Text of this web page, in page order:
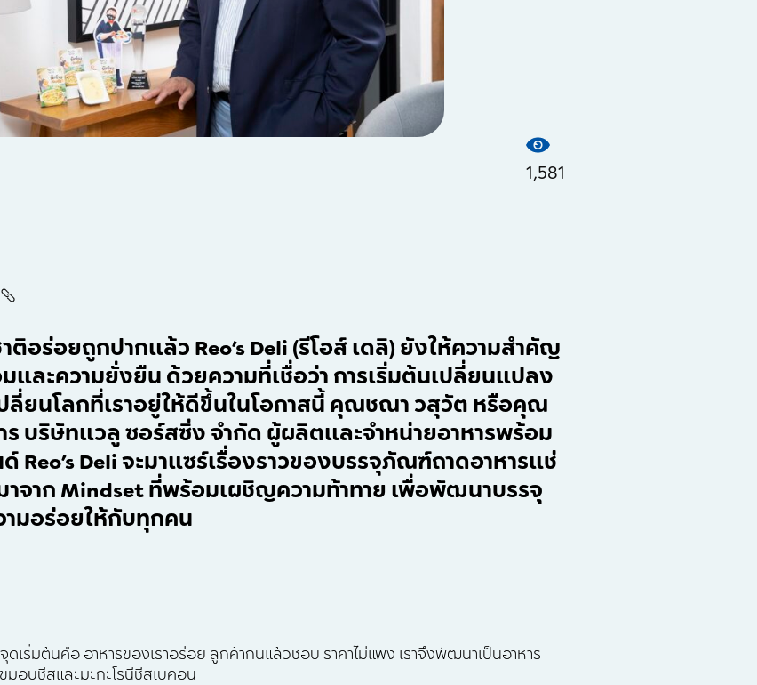
1,581
อร่อยถูกปากแล้ว Reo’s Deli (รีโอส์ เดลิ) ยังให้ความสำคัญ
และความยั่งยืน ด้วยความที่เชื่อว่า การเริ่มต้นเปลี่ยนแปลง
ลี่ยนโลกที่เราอยู่ให้ดีขึ้นในโอกาสนี้ คุณชณา วสุวัต หรือคุณ
าร บริษัทแวลู ซอร์สซิ่ง จำกัด ผู้ผลิตและจำหน่ายอาหารพร้อม
Reo’s Deli จะมาแซร์เรื่องราวของบรรจุภัณฑ์ถาดอาหารแช่
าจาก Mindset ที่พร้อมเผชิญความท้าทาย เพื่อพัฒนาบรรจุ
มอร่อยให้กับทุกคน
ดเริ่มต้นคือ อาหารของเราอร่อย ลูกค้ากินแล้วชอบ ราคาไม่แพง เราจึงพัฒนาเป็นอาหาร
อบชีสและมะกะโรนีชีสเบคอน